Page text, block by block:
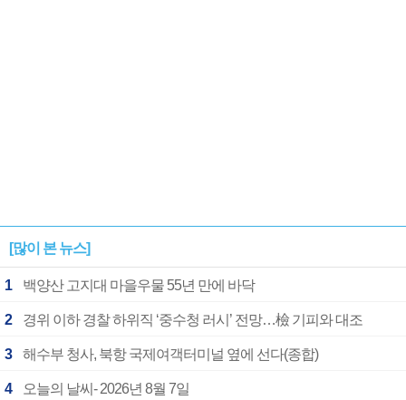
[많이 본 뉴스]
1 백양산 고지대 마을우물 55년 만에 바닥
2 경위 이하 경찰 하위직 ‘중수청 러시’ 전망…檢 기피와 대조
3 해수부 청사, 북항 국제여객터미널 옆에 선다(종합)
4 오늘의 날씨- 2026년 8월 7일